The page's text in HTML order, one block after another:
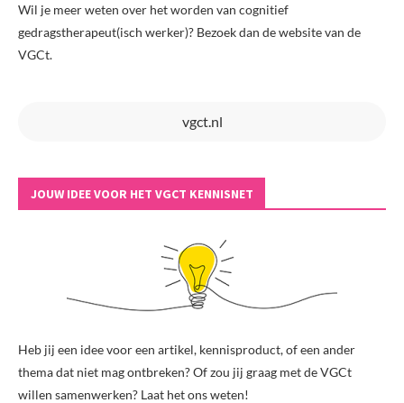
Wil je meer weten over het worden van cognitief
gedragstherapeut(isch werker)? Bezoek dan de website van de
VGCt.
vgct.nl
JOUW IDEE VOOR HET VGCT KENNISNET
Heb jij een idee voor een artikel, kennisproduct, of een ander
thema dat niet mag ontbreken? Of zou jij graag met de VGCt
willen samenwerken? Laat het ons weten!